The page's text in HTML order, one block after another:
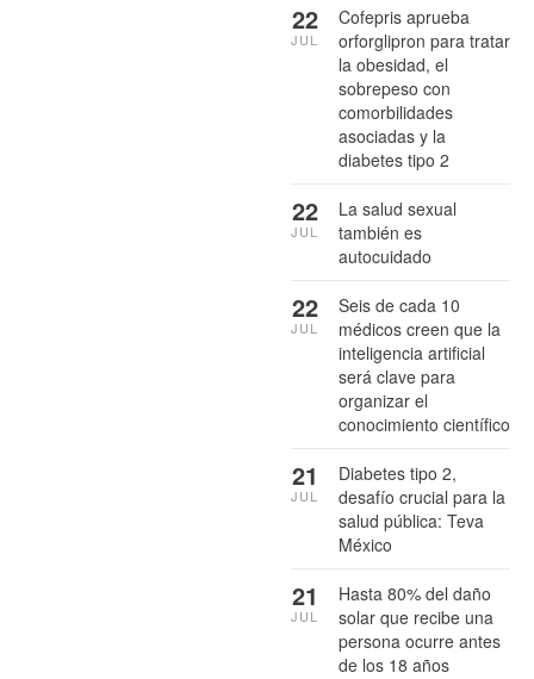
Cofepris aprueba
orforglipron para tratar
la obesidad, el
sobrepeso con
comorbilidades
asociadas y la
diabetes tipo 2
22
JUL
La salud sexual
también es
autocuidado
22
JUL
Seis de cada 10
médicos creen que la
inteligencia artificial
será clave para
organizar el
conocimiento científico
22
JUL
Diabetes tipo 2,
desafío crucial para la
salud pública: Teva
México
21
JUL
Hasta 80% del daño
solar que recibe una
persona ocurre antes
de los 18 años
21
JUL